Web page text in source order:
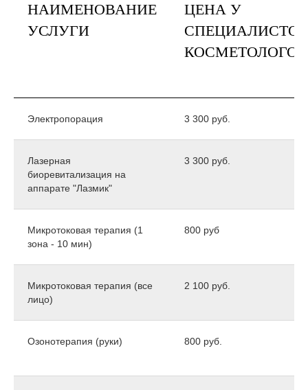
НАИМЕНОВАНИЕ
УСЛУГИ
ЦЕНА У
КОСМЕТОЛОГОВ
Электропорация 3 300 руб.
Лазерная
биоревитализация на
аппарате "Лазмик"
3 300 руб.
Микротоковая терапия (1
зона - 10 мин)
800 руб
Микротоковая терапия (все
лицо)
2 100 руб.
Озонотерапия (руки) 800 руб.